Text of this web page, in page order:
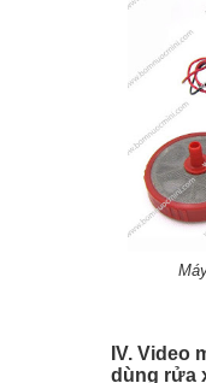
IV. Video
dùng rửa